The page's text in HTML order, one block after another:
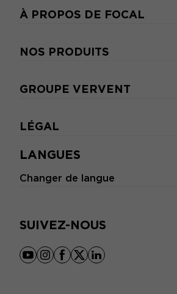
LANGUES
Changer de langue
SUIVEZ-NOUS
youtube
instagram
facebook
x linkedin
À PROPOS DE FOCAL
NOS PRODUITS
GROUPE VERVENT
LÉGAL